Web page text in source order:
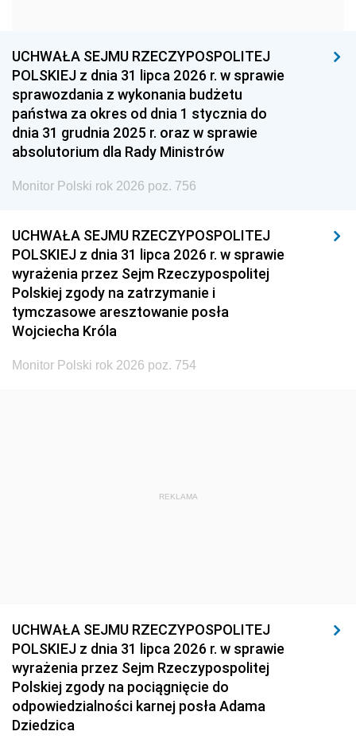
1939 1938 1937
1936 1930
UCHWAŁA SEJMU RZECZYPOSPOLITEJ
POLSKIEJ z dnia 31 lipca 2026 r. w sprawie
sprawozdania z wykonania budżetu
państwa za okres od dnia 1 stycznia do
dnia 31 grudnia 2025 r. oraz w sprawie
absolutorium dla Rady Ministrów
Monitor Polski rok 2026 poz. 756
UCHWAŁA SEJMU RZECZYPOSPOLITEJ
POLSKIEJ z dnia 31 lipca 2026 r. w sprawie
wyrażenia przez Sejm Rzeczypospolitej
Polskiej zgody na zatrzymanie i
tymczasowe aresztowanie posła
Wojciecha Króla
Monitor Polski rok 2026 poz. 754
REKLAMA
UCHWAŁA SEJMU RZECZYPOSPOLITEJ
POLSKIEJ z dnia 31 lipca 2026 r. w sprawie
wyrażenia przez Sejm Rzeczypospolitej
Polskiej zgody na pociągnięcie do
odpowiedzialności karnej posła Adama
Dziedzica